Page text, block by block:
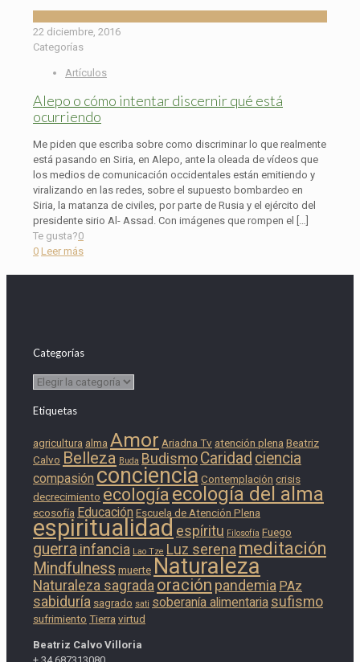
22 diciembre, 2016
Categorías
Artículos
Alepo o cómo intentar discernir qué está
ocurriendo
Me piden que escriba sobre como discriminar lo que realmente
está pasando en Siria, en Alepo, ante la oleada de vídeos que
los medios de comunicación occidentales están emitiendo y
viralizando en las redes, sobre el supuesto bombardeo en
Siria, la matanza de civiles, por parte de Rusia y el ejército del
presidente sirio Al- Assad. Con imágenes que rompen el
[…]
Te gusta?0
0 Leer más
Categorías
Categorías
Etiquetas
agricultura alma Amor Ariadna Tv atención plena Beatriz
Calvo Belleza Buda Budismo Caridad ciencia
compasión conciencia Contemplación crisis
decrecimiento ecología ecología del alma
ecosofía Educación Escuela de Atención Plena
espiritualidad espíritu Filosofía Fuego
guerra infancia Lao Tze Luz serena meditación
Mindfulness muerte Naturaleza
Naturaleza sagrada oración pandemia PAz
sabiduría sagrado sati soberanía alimentaria sufismo
sufrimiento Tierra virtud
Beatriz Calvo Villoria